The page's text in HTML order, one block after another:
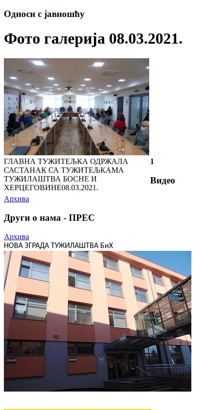
Односи с јавношћу
Фото галерија 08.03.2021.
ГЛАВНА ТУЖИТЕЉКА ОДРЖАЛА
САСТАНАК СА ТУЖИТЕЉКАМА
ТУЖИЛАШТВА БОСНЕ И
ХЕРЦЕГОВИНЕ08.03.2021.
1
Видео
Архива
Други о нама - ПРЕС
Архива
НОВА ЗГРАДА ТУЖИЛАШТВА БиХ